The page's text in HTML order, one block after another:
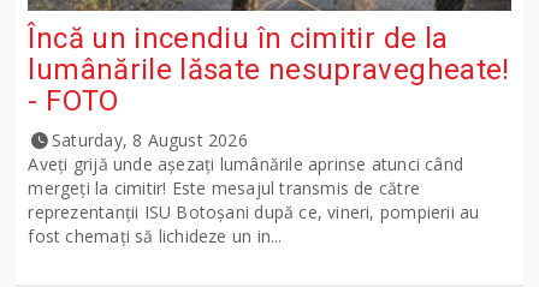
Încă un incendiu în cimitir de la
lumânările lăsate nesupravegheate!
- FOTO
Saturday, 8 August 2026
Aveți grijă unde așezați lumânările aprinse atunci când
mergeți la cimitir! Este mesajul transmis de către
reprezentanții ISU Botoșani după ce, vineri, pompierii au
fost chemați să lichideze un in...